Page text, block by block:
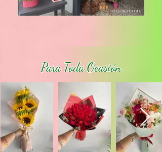
Para Toda Ocasión